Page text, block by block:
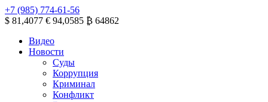
+7 (985) 774-61-56
$ 81,4077 € 94,0585 ₿ 64862
Видео
Новости
Суды
Коррупция
Криминал
Конфликт